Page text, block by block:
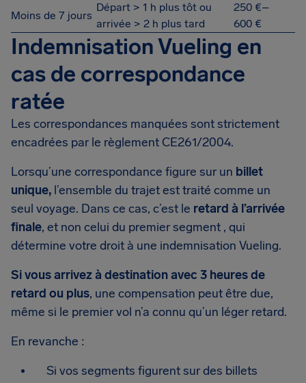
Moins de 7 jours
Départ > 1 h plus tôt ou
arrivée > 2 h plus tard
250 €–
600 €
Indemnisation Vueling en
cas de correspondance
ratée
Les correspondances manquées sont strictement
encadrées par le règlement CE261/2004.
Lorsqu’une correspondance figure sur un billet
unique, l’ensemble du trajet est traité comme un
seul voyage. Dans ce cas, c’est le retard à l’arrivée
finale, et non celui du premier segment , qui
détermine votre droit à une indemnisation Vueling.
Si vous arrivez à destination avec 3 heures de
retard ou plus, une compensation peut être due,
même si le premier vol n’a connu qu’un léger retard.
En revanche :
Si vos segments figurent sur des billets